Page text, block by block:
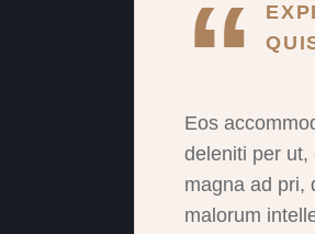
Eos
deleniti per ut,
magna ad pri,
malorum